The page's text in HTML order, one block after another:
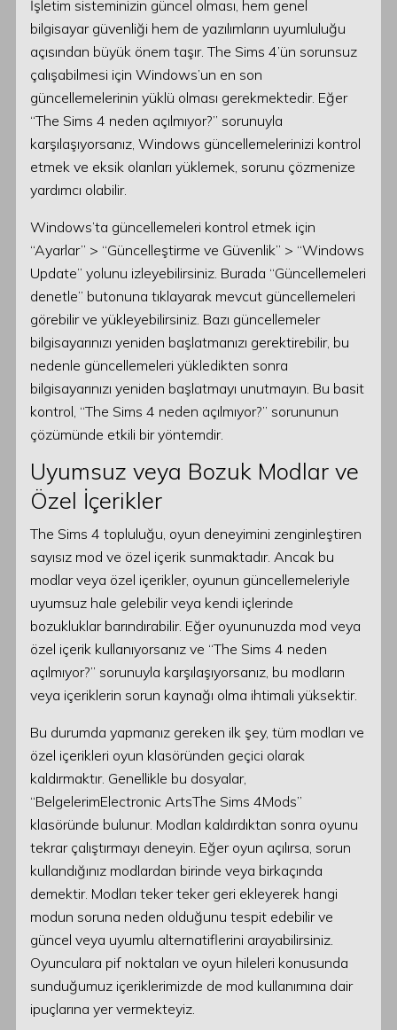
İşletim sisteminizin güncel olması, hem genel
bilgisayar güvenliği hem de yazılımların uyumluluğu
açısından büyük önem taşır. The Sims 4’ün sorunsuz
çalışabilmesi için Windows’un en son
güncellemelerinin yüklü olması gerekmektedir. Eğer
“The Sims 4 neden açılmıyor?” sorunuyla
karşılaşıyorsanız, Windows güncellemelerinizi kontrol
etmek ve eksik olanları yüklemek, sorunu çözmenize
yardımcı olabilir.
Windows’ta güncellemeleri kontrol etmek için
“Ayarlar” > “Güncelleştirme ve Güvenlik” > “Windows
Update” yolunu izleyebilirsiniz. Burada “Güncellemeleri
denetle” butonuna tıklayarak mevcut güncellemeleri
görebilir ve yükleyebilirsiniz. Bazı güncellemeler
bilgisayarınızı yeniden başlatmanızı gerektirebilir, bu
nedenle güncellemeleri yükledikten sonra
bilgisayarınızı yeniden başlatmayı unutmayın. Bu basit
kontrol, “The Sims 4 neden açılmıyor?” sorununun
çözümünde etkili bir yöntemdir.
Uyumsuz veya Bozuk Modlar ve
Özel İçerikler
The Sims 4 topluluğu, oyun deneyimini zenginleştiren
sayısız mod ve özel içerik sunmaktadır. Ancak bu
modlar veya özel içerikler, oyunun güncellemeleriyle
uyumsuz hale gelebilir veya kendi içlerinde
bozukluklar barındırabilir. Eğer oyununuzda mod veya
özel içerik kullanıyorsanız ve “The Sims 4 neden
açılmıyor?” sorunuyla karşılaşıyorsanız, bu modların
veya içeriklerin sorun kaynağı olma ihtimali yüksektir.
Bu durumda yapmanız gereken ilk şey, tüm modları ve
özel içerikleri oyun klasöründen geçici olarak
kaldırmaktır. Genellikle bu dosyalar,
“BelgelerimElectronic ArtsThe Sims 4Mods”
klasöründe bulunur. Modları kaldırdıktan sonra oyunu
tekrar çalıştırmayı deneyin. Eğer oyun açılırsa, sorun
kullandığınız modlardan birinde veya birkaçında
demektir. Modları teker teker geri ekleyerek hangi
modun soruna neden olduğunu tespit edebilir ve
güncel veya uyumlu alternatiflerini arayabilirsiniz.
Oyunculara pif noktaları ve oyun hileleri konusunda
sunduğumuz içeriklerimizde de mod kullanımına dair
ipuçlarına yer vermekteyiz.